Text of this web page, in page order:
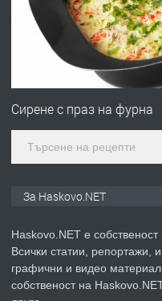
ПРЕДЛАГА
Сирене с праз на фурна
За Haskovo.NET
Haskovo.NET е
Всички статии, репортажи,
графични и видео
собственост на